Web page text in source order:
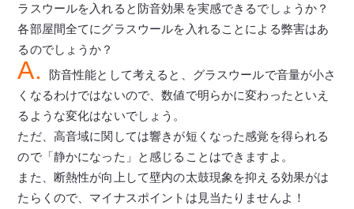
ラスウールを入れると防音効果を実感できるでしょうか？
各部屋間全てにグラスウールを入れることによる弊害はあ
るのでしょうか？
A.
防音性能として考えると、グラスウールで音量が小さ
くなるわけではないので、数値で明らかに変わったといえ
るような変化はないでしょう。
ただ、高音域に関しては響きが短くなった感覚を得られる
ので「静かになった」と感じることはできますよ。
また、断熱性が向上して壁内の太鼓現象を抑える効果がは
たらくので、マイナスポイントは見当たりませんよ！